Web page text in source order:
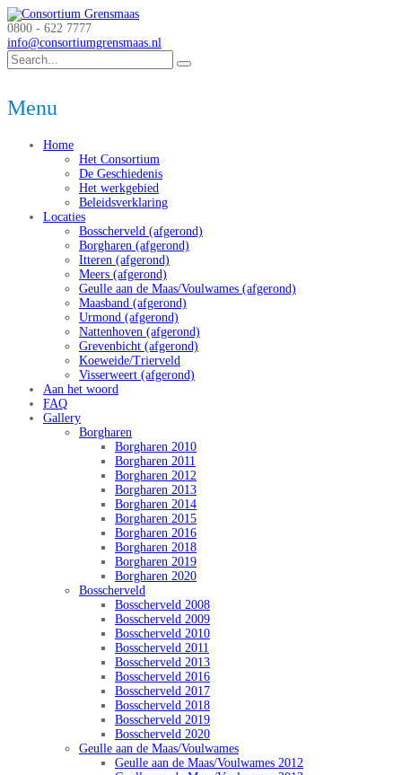
0800 - 622 7777
info@consortiumgrensmaas.nl
Menu
Home
Het Consortium
De Geschiedenis
Het werkgebied
Beleidsverklaring
Locaties
Bosscherveld (afgerond)
Borgharen (afgerond)
Itteren (afgerond)
Meers (afgerond)
Geulle aan de Maas/Voulwames (afgerond)
Maasband (afgerond)
Urmond (afgerond)
Nattenhoven (afgerond)
Grevenbicht (afgerond)
Koeweide/Trierveld
Visserweert (afgerond)
Aan het woord
FAQ
Gallery
Borgharen
Borgharen 2010
Borgharen 2011
Borgharen 2012
Borgharen 2013
Borgharen 2014
Borgharen 2015
Borgharen 2016
Borgharen 2018
Borgharen 2019
Borgharen 2020
Bosscherveld
Bosscherveld 2008
Bosscherveld 2009
Bosscherveld 2010
Bosscherveld 2011
Bosscherveld 2013
Bosscherveld 2016
Bosscherveld 2017
Bosscherveld 2018
Bosscherveld 2019
Bosscherveld 2020
Geulle aan de Maas/Voulwames
Geulle aan de Maas/Voulwames 2012